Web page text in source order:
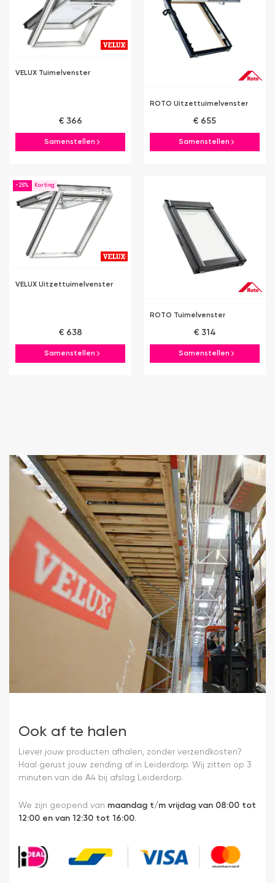
VELUX Tuimelvenster
€ 366
Samenstellen
ROTO Uitzettuimelvenster
€ 655
Samenstellen
-25%
VELUX Uitzettuimelvenster
€ 638
Samenstellen
ROTO Tuimelvenster
€ 314
Samenstellen
Ook af te halen
Liever jouw producten afhalen, zonder verzendkosten?
Haal gerust jouw zending af in Leiderdorp. Wij zitten op 3
minuten van de A4 bij afslag Leiderdorp.
We zijn geopend van maandag t/m vrijdag van 08:00 tot
12:00 en van 12:30 tot 16:00.